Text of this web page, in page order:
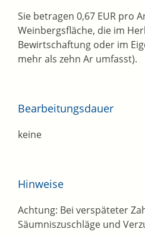
Sie betragen 0,67 EUR pro
Weinbergsfläche, die im
Bewirtschaftung oder im
mehr als zehn Ar umfasst).
Bearbeitungsdauer
keine
Hinweise
Achtung: Bei verspäteter
Säumniszuschläge und